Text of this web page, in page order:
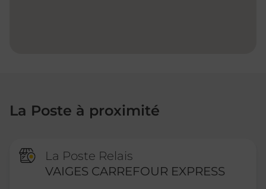
La Poste à proximité
La Poste Relais
VAIGES CARREFOUR EXPRESS